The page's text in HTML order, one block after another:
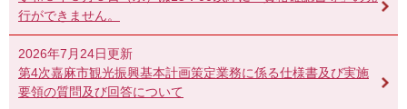
行ができません。
2026年7月24日更新
第4次嘉麻市観光振興基本計画策定業務に係る仕様書及び実施
要領の質問及び回答について